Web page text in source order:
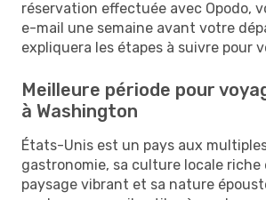
réservation effectuée avec Opodo,
e-mail une semaine avant votre
expliquera les étapes à suivre pour
Meilleure période pour
à Washington
États-Unis est un pays aux
gastronomie, sa culture locale riche
paysage vibrant et sa nature